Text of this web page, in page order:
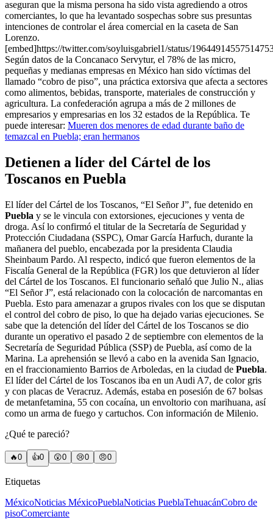
aseguran que la misma persona ha sido vista agrediendo a otros
comerciantes, lo que ha levantado sospechas sobre sus presuntas
intenciones de controlar el área comercial en la caseta de San
Lorenzo.
[embed]https://twitter.com/soyluisgabriel1/status/
Según datos de la Concanaco Servytur, el 78% de las micro,
pequeñas y medianas empresas en México han sido víctimas del
llamado “cobro de piso”, una práctica extorsiva que afecta a sectores
como alimentos, bebidas, transporte, materiales de construcción y
agricultura. La confederación agrupa a más de 2 millones de
empresarios y empresarias en los 32 estados de la República. Te
puede interesar: Mueren dos menores de edad durante baño de
temazcal en Puebla; eran hermanos
Detienen a líder del Cártel de los
Toscanos en Puebla
El líder del Cártel de los Toscanos, “El Señor J”, fue detenido en
Puebla y se le vincula con extorsiones, ejecuciones y venta de
droga. Así lo confirmó el titular de la Secretaría de Seguridad y
Protección Ciudadana (SSPC), Omar García Harfuch, durante la
mañanera del pueblo, encabezada por la presidenta Claudia
Sheinbaum Pardo. Al respecto, indicó que fueron elementos de la
Fiscalía General de la República (FGR) los que detuvieron al líder
del Cártel de los Toscanos. El funcionario señaló que Julio N., alias
“El Señor J”, está relacionado con la colocación de narcomantas en
Puebla. Esto para amenazar a grupos rivales con los que se disputan
el control del cobro de piso, lo que ha dejado varias ejecuciones. Se
sabe que la detención del líder del Cártel de los Toscanos se dio
durante un operativo el pasado 2 de septiembre con elementos de la
Secretaría de Seguridad Pública (SSP) de Puebla, así como de la
Marina. La aprehensión se llevó a cabo en la avenida San Ignacio,
en el fraccionamiento Barrios de Arboledas, en la ciudad de Puebla.
El líder del Cártel de los Toscanos iba en un Audi A7, de color gris
y con placas de Veracruz. Además, estaba en posesión de 67 bolsas
de metanfetamina, 55 con cocaína, un envoltorio con marihuana, así
como un arma de fuego y cartuchos. Con información de Milenio.
¿Qué te pareció?
🔥0 👍0 😲0 😢0 😠0
Etiquetas
MéxicoNoticias MéxicoPueblaNoticias PueblaTehuacánCobro de
pisoComerciante